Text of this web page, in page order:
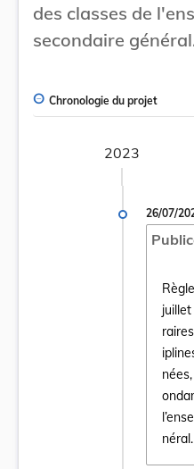
des classes de
secondaire
Chronologie du projet
2023
26/07/
néral.